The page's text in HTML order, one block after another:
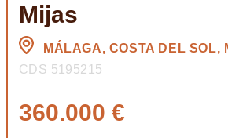
Mijas
MÁLAGA, COSTA DEL SOL,
CDS 5195215
360.000 €